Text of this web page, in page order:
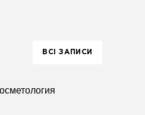
ВСІ ЗАПИСИ